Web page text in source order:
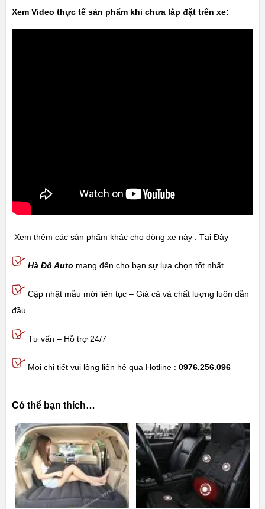
Xem Video thực tế sản phẩm khi chưa lắp đặt trên xe:
Xem thêm các sản phẩm khác cho dòng xe này : Tại Đây
Hà Đô Auto mang đến cho bạn sự lựa chọn tốt nhất.
Cập nhật mẫu mới liên tục – Giá cả và chất lượng luôn dẫn
đầu.
Tư vấn – Hỗ trợ 24/7
Mọi chi tiết vui lòng liên hệ qua Hotline : 0976.256.096
Có thể bạn thích…